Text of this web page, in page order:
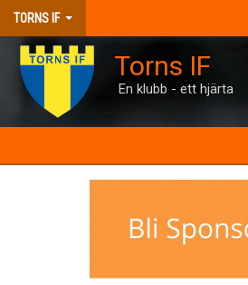
TORNS IF
Torns IF
En klubb - ett hjärta